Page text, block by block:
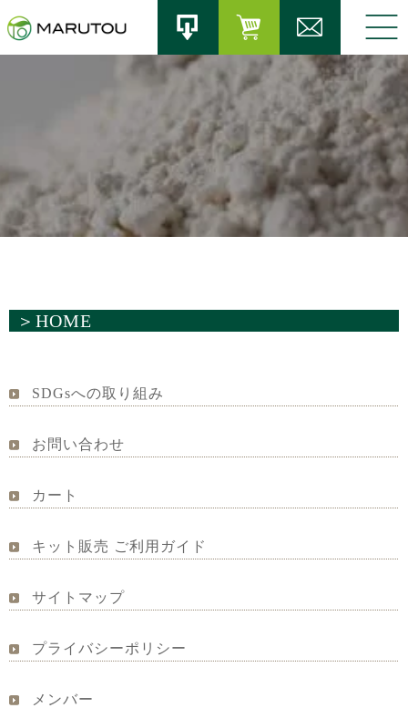
＞ HOME
SDGsへの取り組み
お問い合わせ
カート
キット販売 ご利用ガイド
サイトマップ
プライバシーポリシー
メンバー